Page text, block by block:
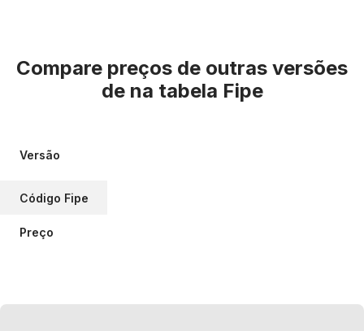
Compare preços de outras versões
de na tabela Fipe
Versão
Código Fipe
Preço